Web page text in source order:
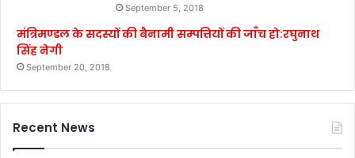
September 5, 2018
मंत्रिमण्डल के सदस्यों की बैनामी सम्पत्तियों की जाँच हो:रघुनाथ
सिंह नेगी
September 20, 2018
Recent News